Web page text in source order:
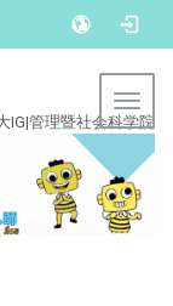
IG|管理暨社会科学院